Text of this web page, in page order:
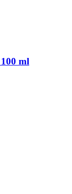
ml